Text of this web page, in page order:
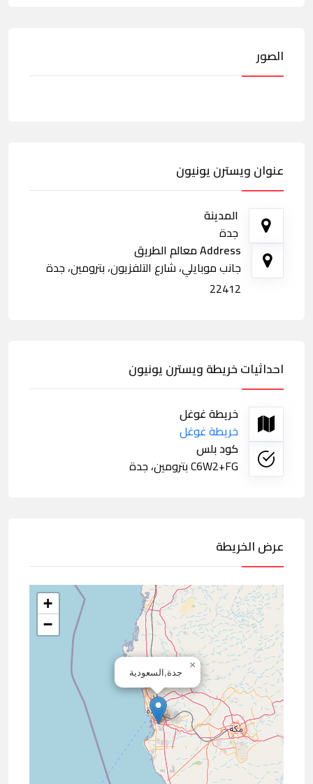
الصور
عنوان ويسترن يونيون
المدينة
جدة
Address معالم الطريق
جانب موبايلي، شارع التلفزيون، بترومين، جدة
22412
احداثيات خريطة ويسترن يونيون
خريطة غوغل
خريطة غوغل
كود بلس
C6W2+FG بترومين، جدة
عرض الخريطة
جدة,السعودية
×
+
−